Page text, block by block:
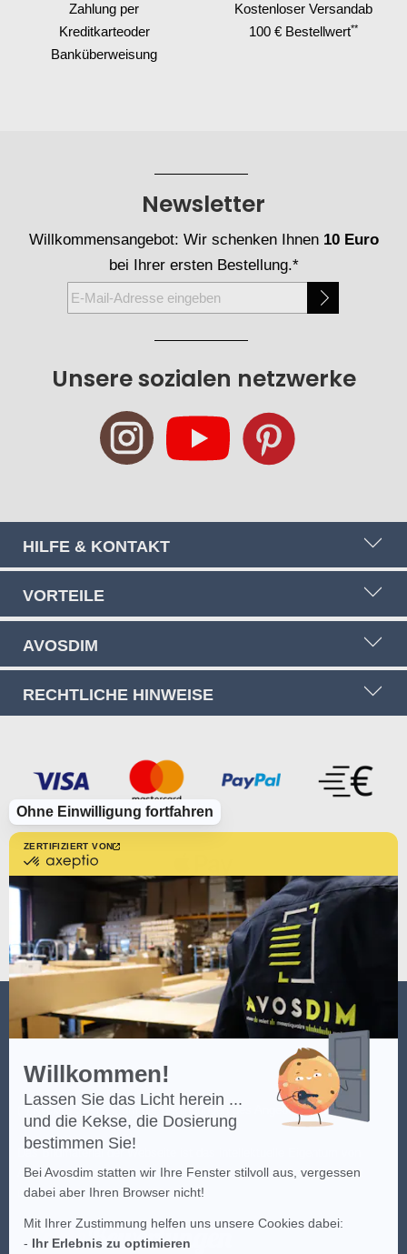
ZERTIFIZIERT VON
-
Erfahren
Sie
mehr
über
Willkommen!
Lassen Sie das Licht herein ...
und die Kekse, die Dosierung
bestimmen Sie!
Bei Avosdim statten wir Ihre Fenster stilvoll aus, vergessen
dabei aber Ihren Browser nicht!
Mit Ihrer Zustimmung helfen uns unsere Cookies dabei:
- Ihr Erlebnis zu optimieren
Ohne Einwilligung fortfahren
Zahlung per
Kreditkarteoder
Banküberweisung
Kostenloser Versandab
100 € Bestellwert**
Unsere sozialen netzwerke
Newsletter
Willkommensangebot: Wir schenken Ihnen 10 Euro
bei Ihrer ersten Bestellung.*
Melden
Sie
unseren
HILFE & KONTAKT
VORTEILE
AVOSDIM
RECHTLICHE HINWEISE
AVOSDIM
(*) Klicken Sie hier, um die Bedingungen des Angebots einzusehen.
Das Bildmaterial der Webseite ist das intellektuelle Eigentum von
AvosDim, jeder teilweise oder vollkommene Versuch der Kopie ist
untersagt.